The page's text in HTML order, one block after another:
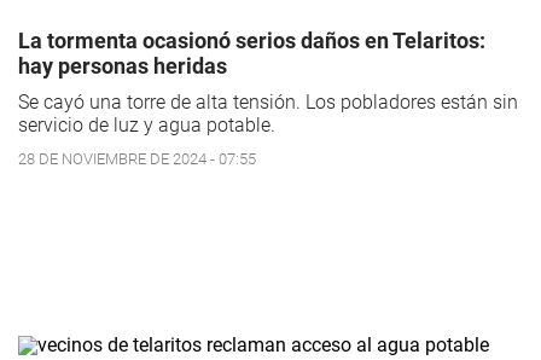
La tormenta ocasionó serios daños en Telaritos:
hay personas heridas
Se cayó una torre de alta tensión. Los pobladores están sin
servicio de luz y agua potable.
28 DE NOVIEMBRE DE 2024 - 07:55